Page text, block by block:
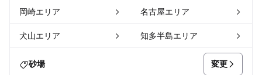
岡崎エリア 名古屋エリア
犬山エリア 知多半島エリア
砂場 変更